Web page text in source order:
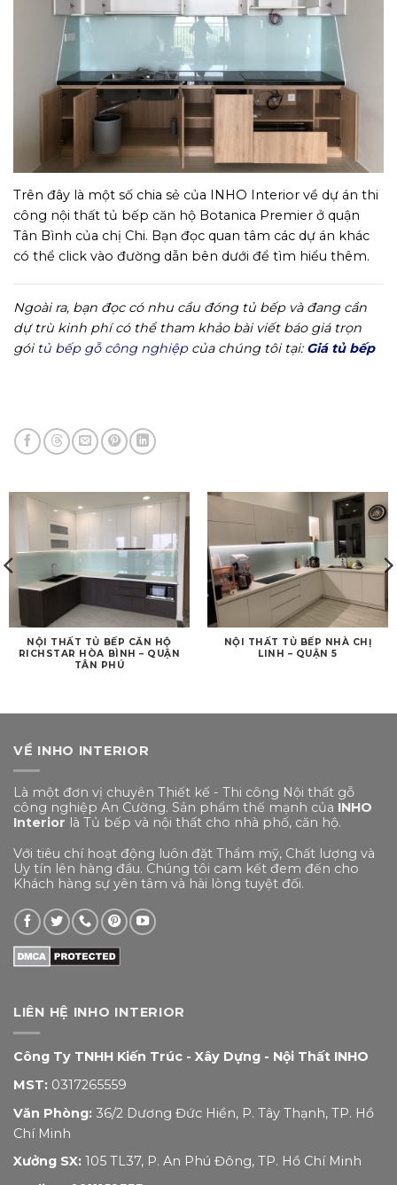
Trên đây là một số chia sẻ của INHO Interior về dự án thi
công nội thất tủ bếp căn hộ Botanica Premier ở quận
Tân Bình của chị Chi. Bạn đọc quan tâm các dự án khác
có thể click vào đường dẫn bên dưới để tìm hiểu thêm.
Ngoài ra, bạn đọc có nhu cầu đóng tủ bếp và đang cần
dự trù kinh phí có thể tham khảo bài viết báo giá trọn
gói tủ bếp gỗ công nghiệpcủa chúng tôi tại: Giá tủ bếp
NỘI THẤT TỦ BẾP CĂN HỘ
RICHSTAR HÒA BÌNH – QUẬN
TÂN PHÚ
NỘI THẤT TỦ BẾP NHÀ CHỊ
LINH – QUẬN 5
VỀ INHO INTERIOR
Là một đơn vị chuyên Thiết kế - Thi công Nội thất gỗ
công nghiệp An Cường. Sản phẩm thế mạnh của INHO
Interior là Tủ bếp và nội thất cho nhà phố, căn hộ.
Với tiêu chí hoạt động luôn đặt Thẩm mỹ, Chất lượng và
Uy tín lên hàng đầu. Chúng tôi cam kết đem đến cho
Khách hàng sự yên tâm và hài lòng tuyệt đối.
LIÊN HỆ INHO INTERIOR
Công Ty TNHH Kiến Trúc - Xây Dựng - Nội Thất INHO
MST: 0317265559
Văn Phòng: 36/2 Dương Đức Hiền, P. Tây Thạnh, TP. Hồ
Chí Minh
Xưởng SX: 105 TL37, P. An Phú Đông, TP. Hồ Chí Minh